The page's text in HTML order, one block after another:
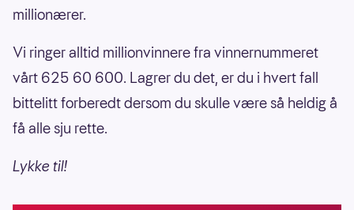
millionærer.
Vi ringer alltid millionvinnere fra vinnernummeret
vårt 625 60 600. Lagrer du det, er du i hvert fall
bittelitt forberedt dersom du skulle være så heldig å
få alle sju rette.
Lykke til!